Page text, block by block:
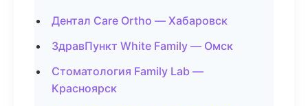
Дентал Care Ortho — Хабаровск
ЗдравПункт White Family — Омск
Стоматология Family Lab —
Красноярск